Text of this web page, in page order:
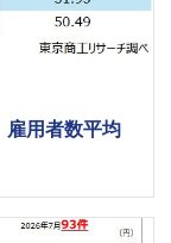
用者数平均